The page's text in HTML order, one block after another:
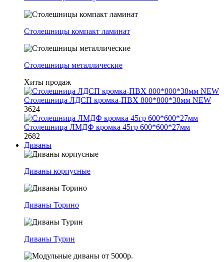
Столешницы компакт ламинат
Столешницы металлические
Хиты продаж
Столешница ЛДСП кромка-ПВХ 800*800*38мм NEW
3624
Столешница ЛМДФ кромка 45гр 600*600*27мм
2682
Диваны
Диваны корпусные
Диваны Торино
Диваны Турин